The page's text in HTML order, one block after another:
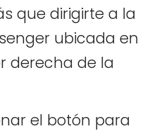
que dirigirte a la
ubicada en
derecha de la
el botón para